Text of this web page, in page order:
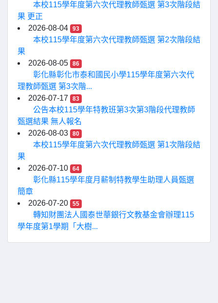
本校115學年度第六次代理教師甄選 第3次階段結
果 更正
2026-08-04
93
本校115學年度第六次代理教師甄選 第2次階段結
果
2026-08-05
86
彰化縣彰化市泰和國民小學115學年度第六次代
理教師甄選 第3次階...
2026-07-17
83
公告本校115學年特教班第3次第3階段代理教師
甄選結果 無人報名
2026-08-03
80
本校115學年度第六次代理教師甄選 第1次階段結
果
2026-07-10
64
彰化縣115學年度月薪制特教學生助理人員甄選
簡章
2026-07-20
55
轉知財團法人國泰世華銀行文教基金會辦理115
學年度第1學期「大樹...